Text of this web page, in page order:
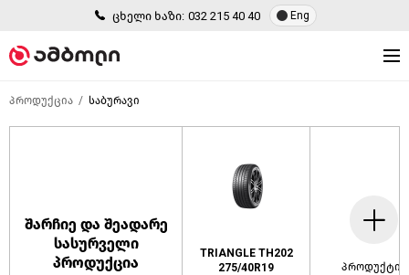
ცხელი ხაზი: 032 215 40 40 Eng
პროდუქცია საბურავი
შარჩიე და შეადარე
სასურველი
პროდუქცია
TRIANGLE TH202
275/40R19
პროდუქტის